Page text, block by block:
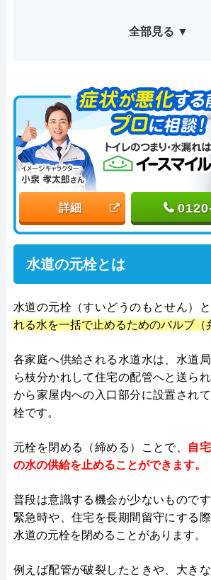
全部見る ▼
詳細
水道の元栓とは
水道の元栓（すいどうのもとせん）と
れる水を一括で止めるためのバルブ（
各家庭へ供給される水道水は、水道
ら枝分かれして住宅の配管へと送ら
から家屋内への入口部分に設置され
栓です。
元栓を閉める（締める）ことで、
自
の水の供給を止めることができます。
普段は意識する機会が少ないもので
緊急時や、住宅を長期間留守にする
水道の元栓を閉めることがあります。
例えば配管が破裂したときや、大き